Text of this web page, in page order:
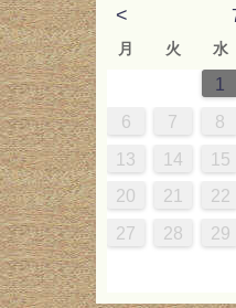
<
月 火 水
1
7 8
14 15
21 22
28 29
3 4
10 11
17 18
24 25
6 7
13 14
20 21
27 28
2 3
9 10
16 17
23 24
30 31
2 3
9 10
16 17
23 24
30
5 6
12 13
19 20
26 27
6 7
13 14
20 21
27 28
1 2
8 9
15 16
22 23
29 30
3 4
10 11
17 18
24 25
31
2 3
9 10
16 17
23 24
30
5 6
12 13
19 20
26 27
5 6
12 13
19 20
26 27
1 2
8 9
15 16
22 23
29 30
3 4
10 11
17 18
24 25
31
5 6
12 13
19 20
26 27
6 7
13 14
20 21
27 28
2 3
9 10
16 17
23 24
30 31
5 6
12 13
19 20
26 27
1
6 7 8
13 14 15
20 21 22
27 28 29
1
7 8
14 15
21 22
28 29
4 5
11 12
18 19
25 26